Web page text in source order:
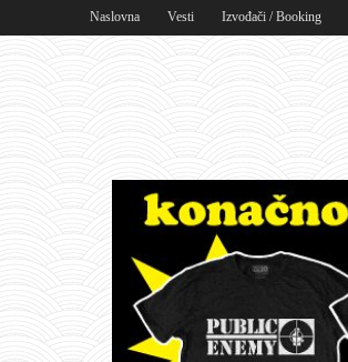
Naslovna Vesti Izvođači / Booking